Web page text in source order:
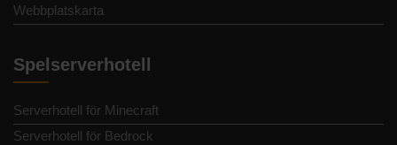
Webbplatskarta
Spelserverhotell
Serverhotell för Minecraft
Serverhotell för Bedrock